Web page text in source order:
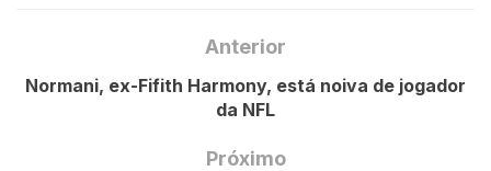
Anterior
Normani, ex-Fifith Harmony, está noiva de jogador
da NFL
Próximo